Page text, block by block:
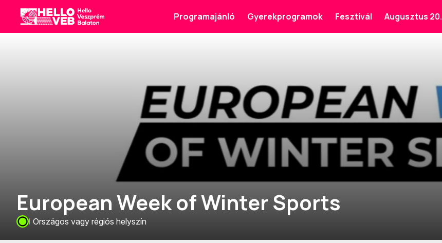
HelloVEB
Programajánló Gyerekprogramok Fesztivál Augusztus 20.
European Week of Winter Sports
Országos vagy régiós helyszín